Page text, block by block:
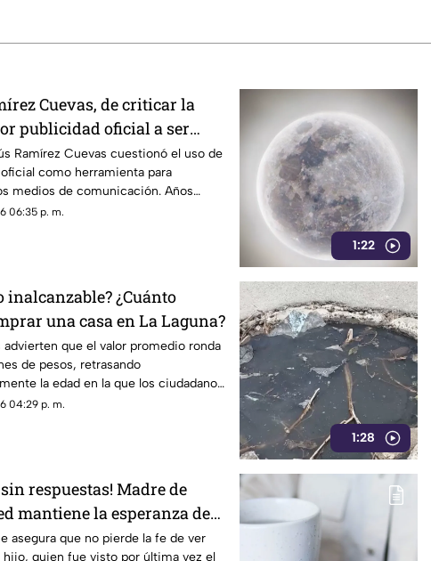
Cuevas, de criticar la
publicidad oficial a ser
estrategia de control
Ramírez Cuevas cuestionó el uso de
como herramienta para
medios de comunicación. Años
dentro del gobierno ha reavivado
06:35 p. m.
1:22
inalcanzable? ¿Cuánto
una casa en La Laguna?
advierten que el valor promedio ronda
de pesos, retrasando
la edad en la que los ciudadanos
su patrimonio.
04:29 p. m.
1:28
sin respuestas! Madre de
mantiene la esperanza de
con vida
asegura que no pierde la fe de ver
hijo, quien fue visto por última vez el